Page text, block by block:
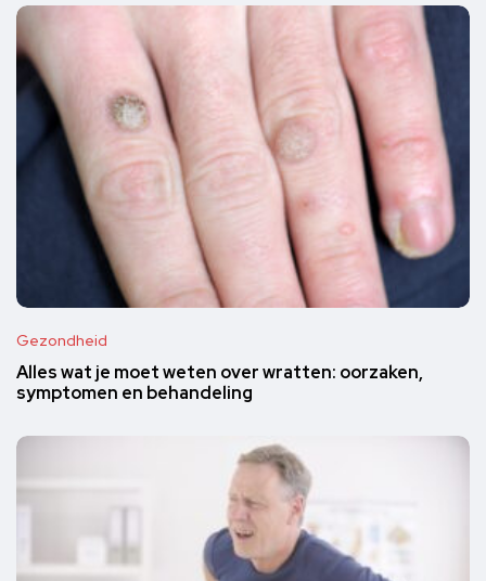
Gezondheid
Alles wat je moet weten over wratten: oorzaken,
symptomen en behandeling